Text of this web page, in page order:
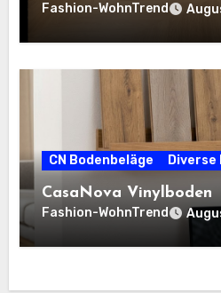
Fashion-WohnTrend
CN Bodenbeläge Diverse
CasaNova Vinylboden
Fashion-WohnTrend